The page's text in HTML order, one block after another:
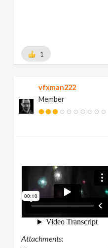
1
vfxman222
Member
Attachments: